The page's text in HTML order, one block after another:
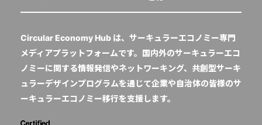
Circular Economy Hub は、サーキュラーエコノミー専門
メディアプラットフォームです。国内外のサーキュラーエコ
ノミーに関する情報発信やネットワーキング、共創型サーキ
ュラーデザインプログラムを通じて企業や自治体の皆様のサ
ーキュラーエコノミー移行を支援します。